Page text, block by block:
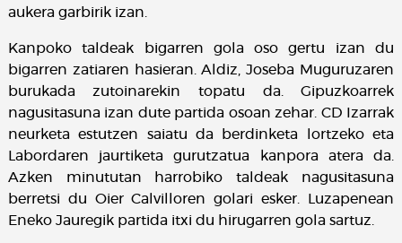
aukera garbirik izan.
Kanpoko taldeak bigarren gola oso gertu izan du
bigarren zatiaren hasieran. Aldiz, Joseba Muguruzaren
burukada zutoinarekin topatu da. Gipuzkoarrek
nagusitasuna izan dute partida osoan zehar. CD Izarrak
neurketa estutzen saiatu da berdinketa lortzeko eta
Labordaren jaurtiketa gurutzatua kanpora atera da.
Azken minututan harrobiko taldeak nagusitasuna
berretsi du Oier Calvilloren golari esker. Luzapenean
Eneko Jauregik partida itxi du hirugarren gola sartuz.